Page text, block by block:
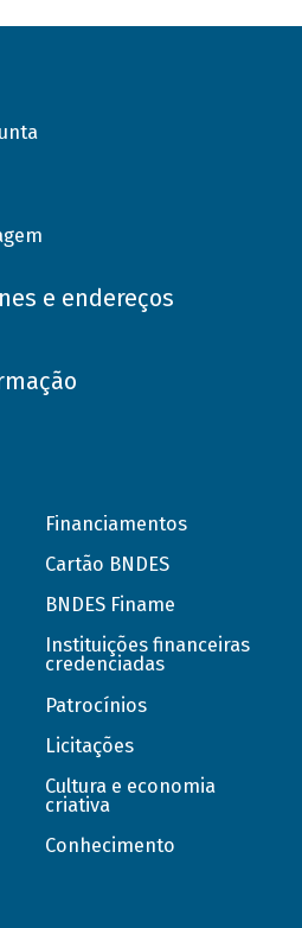
e endereços
Financiamentos
Cartão BNDES
BNDES Finame
Instituições financeiras
credenciadas
Patrocínios
Licitações
Cultura e economia
criativa
Conhecimento